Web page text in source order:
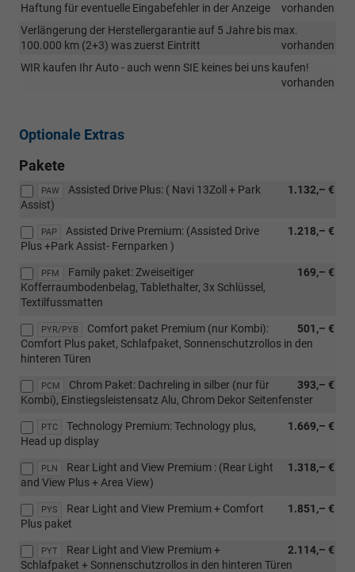
Haftung für eventuelle Eingabefehler in der Anzeige
vorhanden
Verlängerung der Herstellergarantie auf 5 Jahre bis max.
100.000 km (2+3) was zuerst Eintritt
vorhanden
WIR kaufen Ihr Auto - auch wenn SIE keines bei uns kaufen!
vorhanden
Optionale Extras
Pakete
PAW 1.132,– €
Assisted Drive Plus: ( Navi 13Zoll + Park
Assist)
PAP 1.218,– €
Assisted Drive Premium: (Assisted Drive
Plus +Park Assist- Fernparken )
PFM 169,– €
Family paket: Zweiseitiger
Kofferraumbodenbelag, Tablethalter, 3x Schlüssel,
Textilfussmatten
PYR/PYB 501,– €
Comfort paket Premium (nur Kombi):
Comfort Plus paket, Schlafpaket, Sonnenschutzrollos in den
hinteren Türen
PCM 393,– €
Chrom Paket: Dachreling in silber (nur für
Kombi), Einstiegsleistensatz Alu, Chrom Dekor Seitenfenster
PTC 1.669,– €
Technology Premium: Technology plus,
Head up display
PLN 1.318,– €
Rear Light and View Premium : (Rear Light
and View Plus + Area View)
PYS 1.851,– €
Rear Light and View Premium + Comfort
Plus paket
PYT 2.114,– €
Rear Light and View Premium +
Schlafpaket + Sonnenschutzrollos in den hinteren Türen